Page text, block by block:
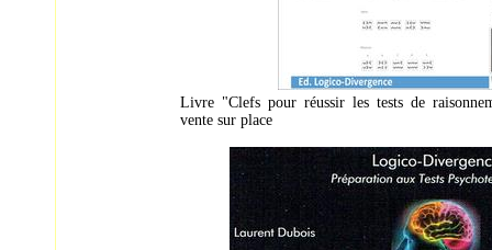
Livre "Clefs pour réussir les tests de
vente sur place